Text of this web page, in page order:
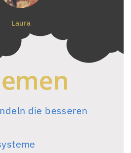
Laura
die besseren